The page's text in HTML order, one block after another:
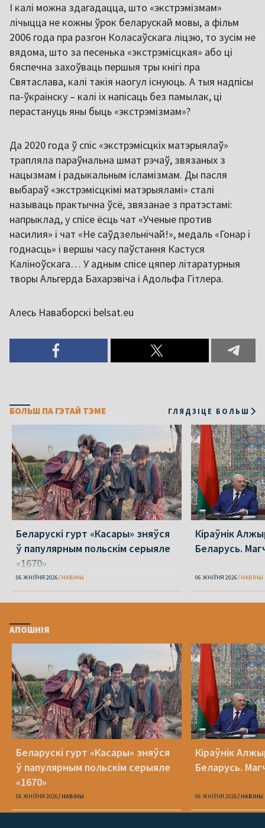
І калі можна здагадацца, што «экстрэмізмам»
лічыцца не кожны ўрок беларускай мовы, а фільм
2006 года пра разгон Коласаўскага ліцэю, то зусім не
вядома, што за песенька «экстрэмісцкая» або ці
бяспечна захоўваць першыя тры кнігі пра
Святаслава, калі такія наогул існуюць. А тыя надпісы
па-ўкраінску – калі іх напісаць без памылак, ці
перастануць яны быць «экстрэмізмам»?
Да 2020 года ў спіс «экстрэмісцкіх матэрыялаў»
трапляла параўнальна шмат рэчаў, звязаных з
нацызмам і радыкальным ісламізмам. Ды пасля
выбараў «экстрэмісцкімі матэрыяламі» сталі
называць практычна ўсё, звязанае з пратэстамі:
напрыклад, у спісе ёсць чат «Ученые против
насилия» і чат «Не саўдзельнічай!», медаль «Гонар і
годнасць» і вершы часу паўстання Кастуся
Каліноўскага… У адным спісе цяпер літаратурныя
творы Альгерда Бахарэвіча і Адольфа Гітлера.
Алесь Наваборскі belsat.eu
БОЛЬШ ПА ГЭТАЙ ТЭМЕ ГЛЯДЗІЦЕ БОЛЬШ
Беларускі гурт «Касары» зняўся
ў папулярным польскім серыяле
«1670»
06 ЖНІЎНЯ 2026 НАВІНЫ
Кіраўнік
Беларусь.
06 ЖНІЎНЯ 2026 НАВІНЫ
АПОШНІЯ
Беларускі гурт «Касары» зняўся
ў папулярным польскім серыяле
«1670»
06 ЖНІЎНЯ 2026 НАВІНЫ
Кіраўнік
Беларусь.
06 ЖНІЎНЯ 2026 НАВІНЫ